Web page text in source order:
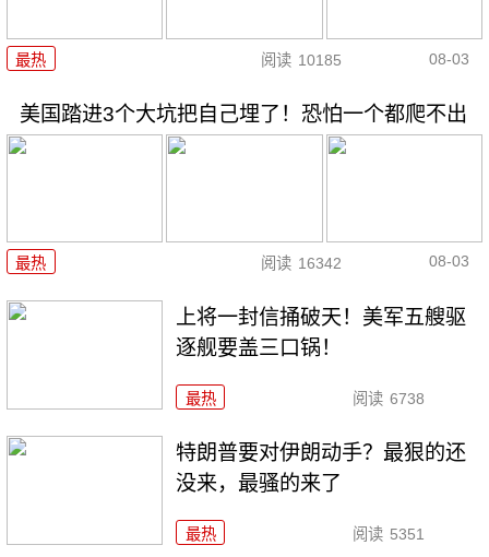
最热 阅读 10185 08-03
美国踏进3个大坑把自己埋了！恐怕一个都爬不出
最热 阅读 16342 08-03
上将一封信捅破天！美军五艘驱
逐舰要盖三口锅！
最热 阅读 6738
特朗普要对伊朗动手？最狠的还
没来，最骚的来了
最热 阅读 5351